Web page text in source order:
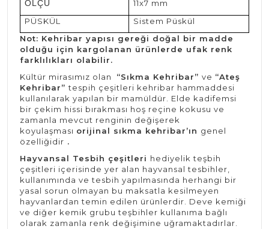
ÖLÇÜ
11x7 mm
PÜSKÜL
Sistem Püskül
Not: Kehribar yapısı gereği doğal bir madde
olduğu için kargolanan ürünlerde ufak renk
farklılıkları olabilir.
Kültür mirasımız olan “Sıkma Kehribar” ve “Ateş
Kehribar”tespih çeşitleri kehribar hammaddesi
kullanılarak yapılan bir mamüldür. Elde kadifemsi
bir çekim hissi bırakması hoş reçine kokusu ve
zamanla mevcut renginin değişerek
koyulaşması orijinal sıkma kehribar’ın genel
özelliğidir .
Hayvansal Tesbih çeşitleri hediyelik teşbih
çeşitleri içerisinde yer alan hayvansal tesbihler,
kullanımında ve tesbih yapılmasında herhangi bir
yasal sorun olmayan bu maksatla kesilmeyen
hayvanlardan temin edilen ürünlerdir. Deve kemiği
ve diğer kemik grubu teşbihler kullanıma bağlı
olarak zamanla renk değişimine uğramaktadırlar.